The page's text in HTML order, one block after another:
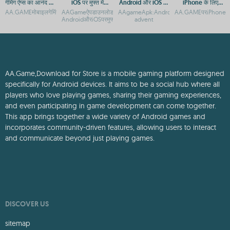
गेमिंग ऐप्स का आनंद लें -
Android और iOS
डिवाइस के लिए
iOS पर मुफ्त में
डाउनलोड करें
AAGameऐपडाउनलोड-
Android और iOS पर
गेमिंग ऐप्स का बेस्ट
प्लेटफॉर्म
advent
iPhone के लिए
Android ऐप्स कैसे
डाउनलोड करें
AA.Game,Download for Store is a mobile gaming platform designed
specifically for Android devices. It aims to be a social hub where all
players who love playing games, sharing their gaming experiences,
and even participating in game development can come together.
This app brings together a wide variety of Android games and
incorporates community-driven features, allowing users to interact
and communicate beyond just playing games.
DISCOVER US
sitemap